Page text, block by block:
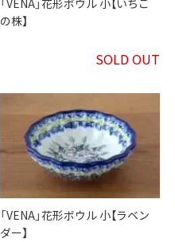
「VENA」花形ボウル 小【いちご
の株】
SOLD OUT
「VENA」花形ボウル 小【ラベン
ダー】